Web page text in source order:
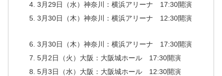
3月29日（水）神奈川：横浜アリーナ 17:30開演
3月30日（木）神奈川：横浜アリーナ 12:30開演
3月30日（木）神奈川：横浜アリーナ 17:30開演
5月2日（火）大阪：大阪城ホール 17:30開演
5月3日（水）大阪：大阪城ホール 12:30開演